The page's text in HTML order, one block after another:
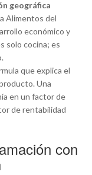
geográfica
Alimentos del
económico y
solo cocina; es
que explica el
Una
en un factor de
de rentabilidad
con